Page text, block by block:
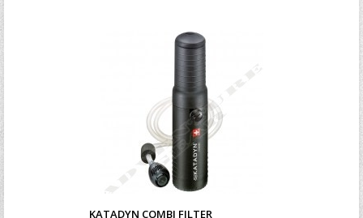
KATADYN COMBI FILTER